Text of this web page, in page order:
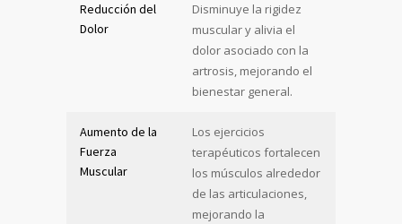
Reducción del
Dolor
Disminuye la rigidez
muscular y alivia el
dolor asociado con la
artrosis, mejorando el
bienestar general.
Aumento de la
Fuerza
Muscular
Los ejercicios
terapéuticos fortalecen
los músculos alrededor
de las articulaciones,
mejorando la